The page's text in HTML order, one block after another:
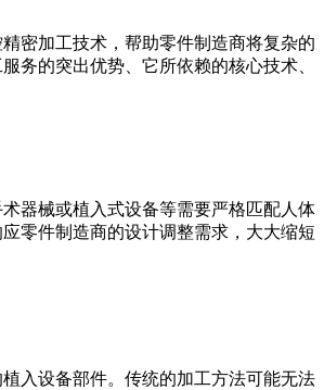
密加工技术，帮助零件制造商将复杂的
务的突出优势、它所依赖的核心技术、
器械或植入式设备等需要严格匹配人体
零件制造商的设计调整需求，大大缩短
入设备部件。传统的加工方法可能无法